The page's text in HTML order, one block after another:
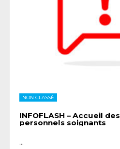
NON CLASSÉ
INFOFLASH – Accueil
personnels soignants
...